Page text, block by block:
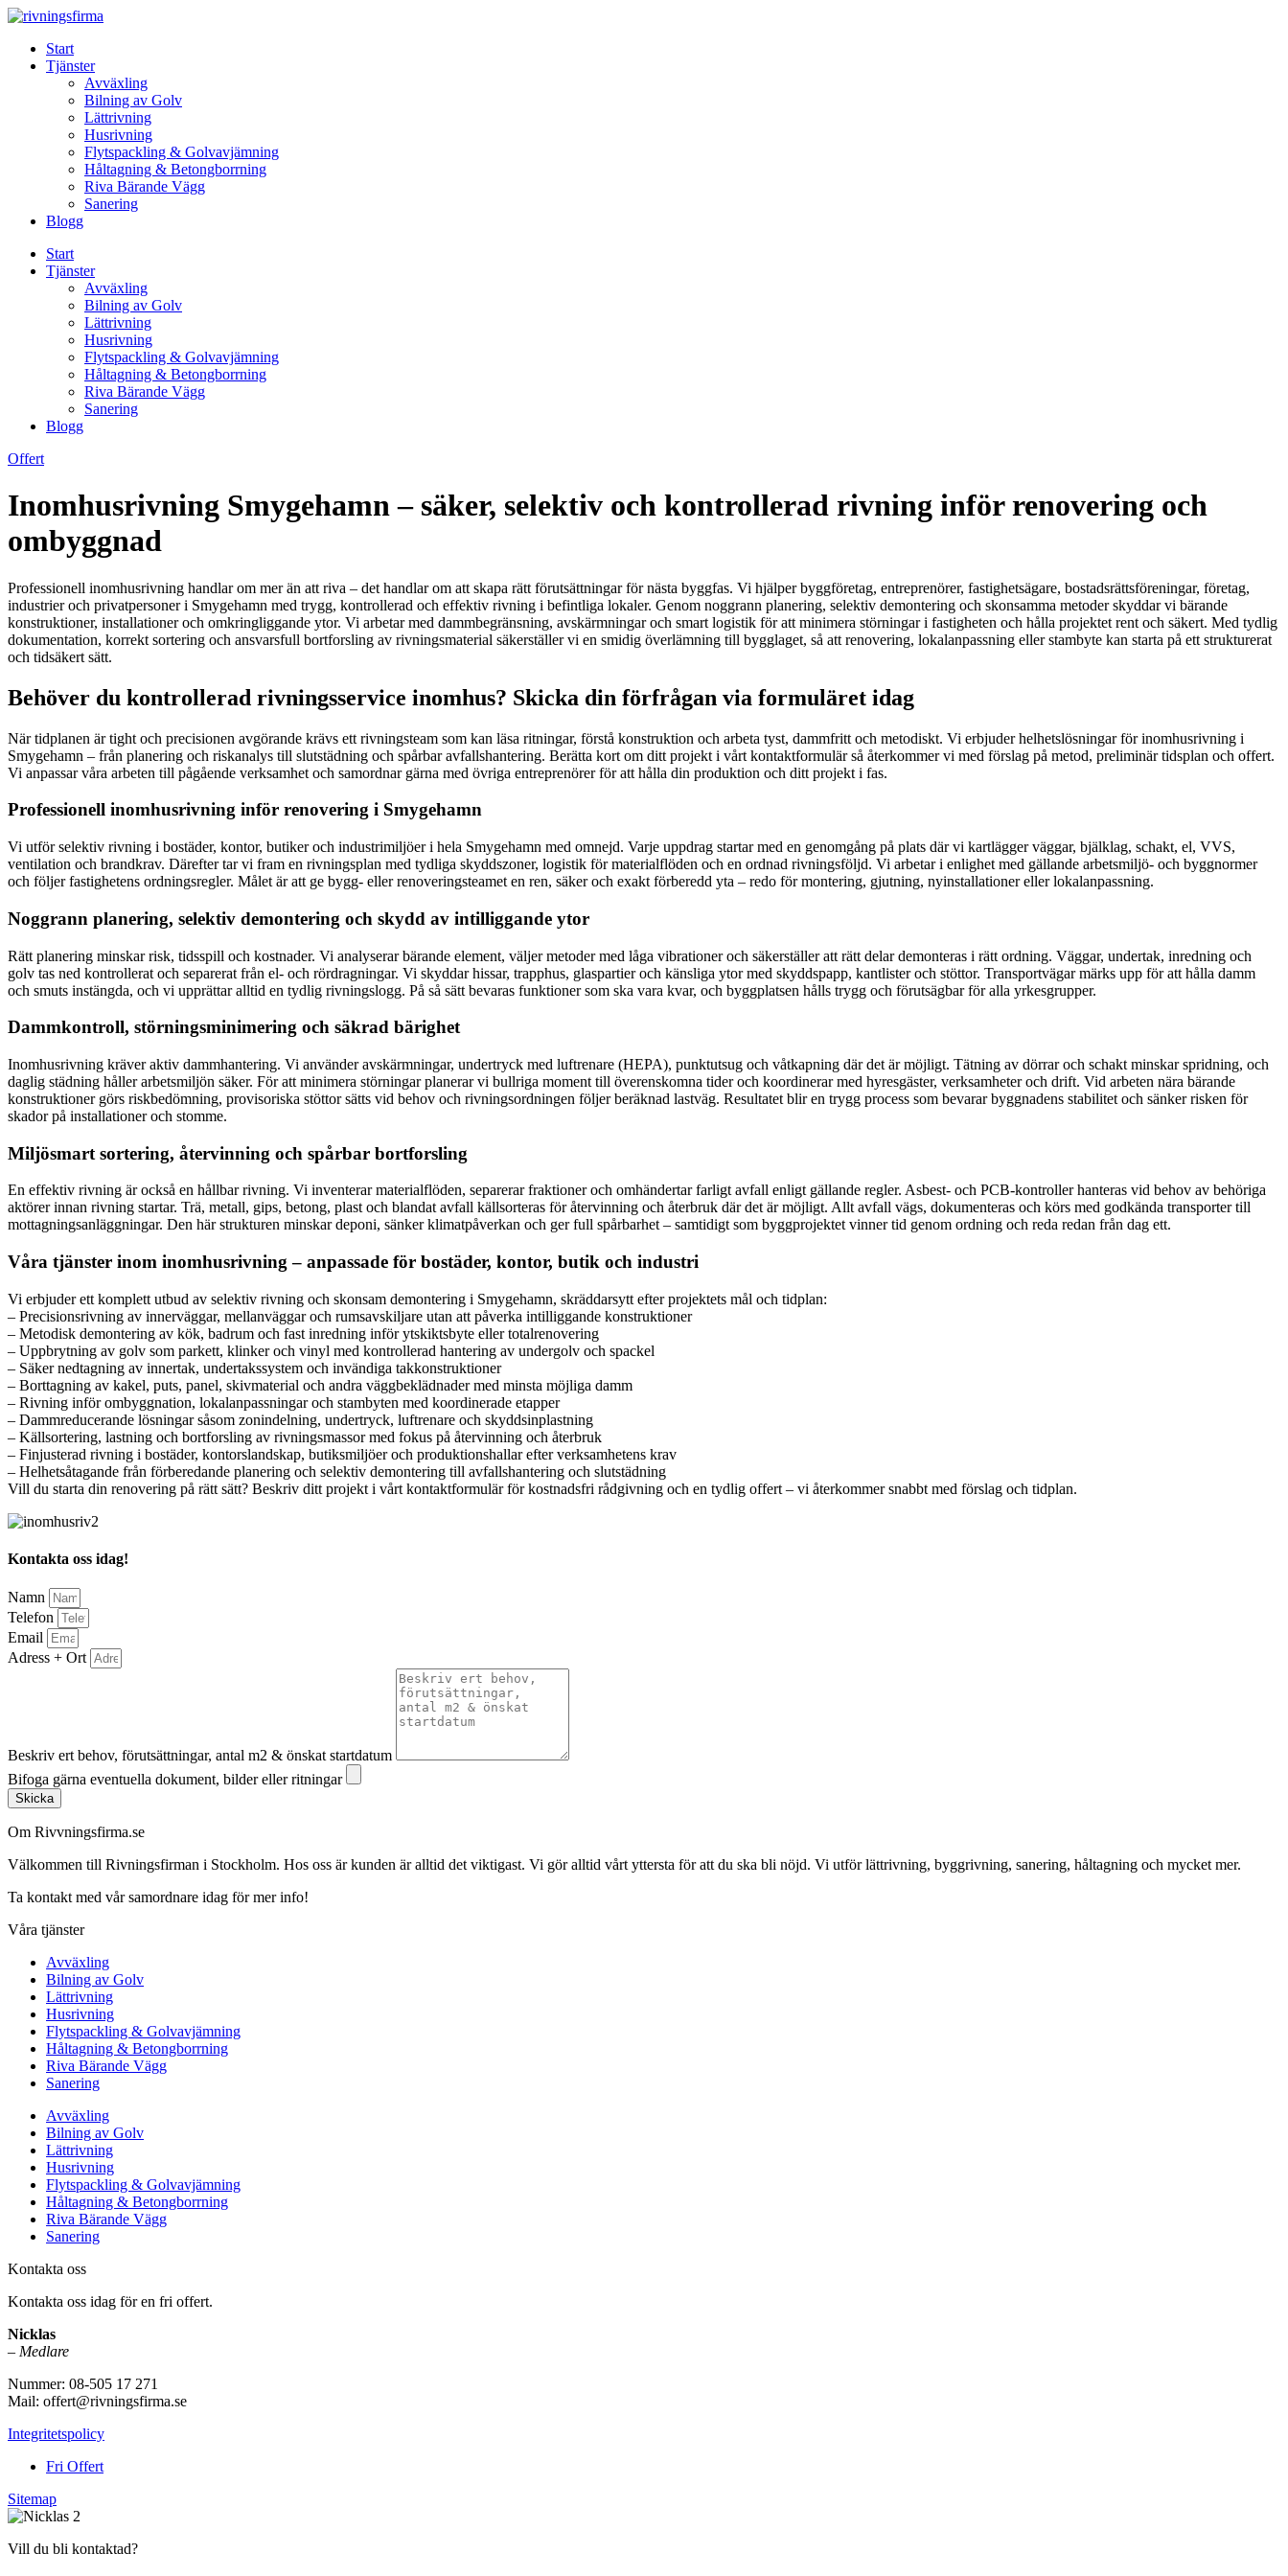
Skip
contentStart
Tjänster
Avväxling
Bilning av Golv
Lättrivning
Husrivning
Flytspackling & Golvavjämning
Håltagning & Betongborrning
Riva Bärande Vägg
Sanering
Blogg
Start
Tjänster
Avväxling
Bilning av Golv
Lättrivning
Husrivning
Flytspackling & Golvavjämning
Håltagning & Betongborrning
Riva Bärande Vägg
Sanering
Blogg
Offert
Inomhusrivning Smygehamn – säker, selektiv och kontrollerad rivning inför renovering och
ombyggnad
Professionell inomhusrivning handlar om mer än att riva – det handlar om att skapa rätt förutsättningar för nästa byggfas. Vi hjälper byggföretag, entreprenörer, fastighetsägare, bostadsrättsföreningar, företag,
industrier och privatpersoner i Smygehamn med trygg, kontrollerad och effektiv rivning i befintliga lokaler. Genom noggrann planering, selektiv demontering och skonsamma metoder skyddar vi bärande
konstruktioner, installationer och omkringliggande ytor. Vi arbetar med dammbegränsning, avskärmningar och smart logistik för att minimera störningar i fastigheten och hålla projektet rent och säkert. Med tydlig
dokumentation, korrekt sortering och ansvarsfull bortforsling av rivningsmaterial säkerställer vi en smidig överlämning till bygglaget, så att renovering, lokalanpassning eller stambyte kan starta på ett strukturerat
och tidsäkert sätt.
Behöver du kontrollerad rivningsservice inomhus? Skicka din förfrågan via formuläret idag
När tidplanen är tight och precisionen avgörande krävs ett rivningsteam som kan läsa ritningar, förstå konstruktion och arbeta tyst, dammfritt och metodiskt. Vi erbjuder helhetslösningar för inomhusrivning i
Smygehamn – från planering och riskanalys till slutstädning och spårbar avfallshantering. Berätta kort om ditt projekt i vårt kontaktformulär så återkommer vi med förslag på metod, preliminär tidsplan och offert.
Vi anpassar våra arbeten till pågående verksamhet och samordnar gärna med övriga entreprenörer för att hålla din produktion och ditt projekt i fas.
Professionell inomhusrivning inför renovering i Smygehamn
Vi utför selektiv rivning i bostäder, kontor, butiker och industrimiljöer i hela Smygehamn med omnejd. Varje uppdrag startar med en genomgång på plats där vi kartlägger väggar, bjälklag, schakt, el, VVS,
ventilation och brandkrav. Därefter tar vi fram en rivningsplan med tydliga skyddszoner, logistik för materialflöden och en ordnad rivningsföljd. Vi arbetar i enlighet med gällande arbetsmiljö- och byggnormer
och följer fastighetens ordningsregler. Målet är att ge bygg- eller renoveringsteamet en ren, säker och exakt förberedd yta – redo för montering, gjutning, nyinstallationer eller lokalanpassning.
Noggrann planering, selektiv demontering och skydd av intilliggande ytor
Rätt planering minskar risk, tidsspill och kostnader. Vi analyserar bärande element, väljer metoder med låga vibrationer och säkerställer att rätt delar demonteras i rätt ordning. Väggar, undertak, inredning och
golv tas ned kontrollerat och separerat från el- och rördragningar. Vi skyddar hissar, trapphus, glaspartier och känsliga ytor med skyddspapp, kantlister och stöttor. Transportvägar märks upp för att hålla damm
och smuts instängda, och vi upprättar alltid en tydlig rivningslogg. På så sätt bevaras funktioner som ska vara kvar, och byggplatsen hålls trygg och förutsägbar för alla yrkesgrupper.
Dammkontroll, störningsminimering och säkrad bärighet
Inomhusrivning kräver aktiv dammhantering. Vi använder avskärmningar, undertryck med luftrenare (HEPA), punktutsug och våtkapning där det är möjligt. Tätning av dörrar och schakt minskar spridning, och
daglig städning håller arbetsmiljön säker. För att minimera störningar planerar vi bullriga moment till överenskomna tider och koordinerar med hyresgäster, verksamheter och drift. Vid arbeten nära bärande
konstruktioner görs riskbedömning, provisoriska stöttor sätts vid behov och rivningsordningen följer beräknad lastväg. Resultatet blir en trygg process som bevarar byggnadens stabilitet och sänker risken för
skador på installationer och stomme.
Miljösmart sortering, återvinning och spårbar bortforsling
En effektiv rivning är också en hållbar rivning. Vi inventerar materialflöden, separerar fraktioner och omhändertar farligt avfall enligt gällande regler. Asbest- och PCB-kontroller hanteras vid behov av behöriga
aktörer innan rivning startar. Trä, metall, gips, betong, plast och blandat avfall källsorteras för återvinning och återbruk där det är möjligt. Allt avfall vägs, dokumenteras och körs med godkända transporter till
mottagningsanläggningar. Den här strukturen minskar deponi, sänker klimatpåverkan och ger full spårbarhet – samtidigt som byggprojektet vinner tid genom ordning och reda redan från dag ett.
Våra tjänster inom inomhusrivning – anpassade för bostäder, kontor, butik och industri
Vi erbjuder ett komplett utbud av selektiv rivning och skonsam demontering i Smygehamn, skräddarsytt efter projektets mål och tidplan:
– Precisionsrivning av innerväggar, mellanväggar och rumsavskiljare utan att påverka intilliggande konstruktioner
– Metodisk demontering av kök, badrum och fast inredning inför ytskiktsbyte eller totalrenovering
– Uppbrytning av golv som parkett, klinker och vinyl med kontrollerad hantering av undergolv och spackel
– Säker nedtagning av innertak, undertakssystem och invändiga takkonstruktioner
– Borttagning av kakel, puts, panel, skivmaterial och andra väggbeklädnader med minsta möjliga damm
– Rivning inför ombyggnation, lokalanpassningar och stambyten med koordinerade etapper
– Dammreducerande lösningar såsom zonindelning, undertryck, luftrenare och skyddsinplastning
– Källsortering, lastning och bortforsling av rivningsmassor med fokus på återvinning och återbruk
– Finjusterad rivning i bostäder, kontorslandskap, butiksmiljöer och produktionshallar efter verksamhetens krav
– Helhetsåtagande från förberedande planering och selektiv demontering till avfallshantering och slutstädning
Vill du starta din renovering på rätt sätt? Beskriv ditt projekt i vårt kontaktformulär för kostnadsfri rådgivning och en tydlig offert – vi återkommer snabbt med förslag och tidplan.
Kontakta oss idag!
Namn
Telefon
Email
Adress + Ort
Beskriv ert behov, förutsättningar, antal m2 & önskat startdatum
Bifoga gärna eventuella dokument, bilder eller ritningar
Skicka
Om Rivvningsfirma.se
Välkommen till Rivningsfirman i Stockholm. Hos oss är kunden är alltid det viktigast. Vi gör alltid vårt yttersta för att du ska bli nöjd. Vi utför lättrivning, byggrivning, sanering, håltagning och mycket mer.
Ta kontakt med vår samordnare idag för mer info!
Våra tjänster
Avväxling
Bilning av Golv
Lättrivning
Husrivning
Flytspackling & Golvavjämning
Håltagning & Betongborrning
Riva Bärande Vägg
Sanering
Avväxling
Bilning av Golv
Lättrivning
Husrivning
Flytspackling & Golvavjämning
Håltagning & Betongborrning
Riva Bärande Vägg
Sanering
Kontakta oss
Kontakta oss idag för en fri offert.
Nicklas
– Medlare
Nummer: 08-505 17 271
Mail: offert@rivningsfirma.se
Integritetspolicy
Fri Offert
Sitemap
Vill du bli kontaktad?